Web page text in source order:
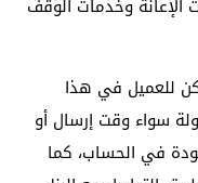
الإعانة وخدمات الوقف
للعميل في هذا
سواء وقت إرسال أو
في الحساب، كما